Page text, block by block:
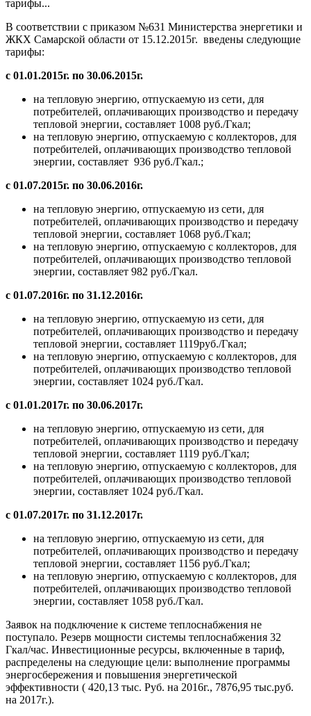
тарифы...
В соответствии с приказом №631 Министерства энергетики и
ЖКХ Самарской области от 15.12.2015г. введены следующие
тарифы:
с 01.01.2015г. по 30.06.2015г.
на тепловую энергию, отпускаемую из сети, для
потребителей, оплачивающих производство и передачу
тепловой энергии, составляет 1008 руб./Гкал;
на тепловую энергию, отпускаемую с коллекторов, для
потребителей, оплачивающих производство тепловой
энергии, составляет 936 руб./Гкал.;
с 01.07.2015г. по 30.06.2016г.
на тепловую энергию, отпускаемую из сети, для
потребителей, оплачивающих производство и передачу
тепловой энергии, составляет 1068 руб./Гкал;
на тепловую энергию, отпускаемую с коллекторов, для
потребителей, оплачивающих производство тепловой
энергии, составляет 982 руб./Гкал.
с 01.07.2016г. по 31.12.2016г.
на тепловую энергию, отпускаемую из сети, для
потребителей, оплачивающих производство и передачу
тепловой энергии, составляет 1119руб./Гкал;
на тепловую энергию, отпускаемую с коллекторов, для
потребителей, оплачивающих производство тепловой
энергии, составляет 1024 руб./Гкал.
с 01.01.2017г. по 30.06.2017г.
на тепловую энергию, отпускаемую из сети, для
потребителей, оплачивающих производство и передачу
тепловой энергии, составляет 1119 руб./Гкал;
на тепловую энергию, отпускаемую с коллекторов, для
потребителей, оплачивающих производство тепловой
энергии, составляет 1024 руб./Гкал.
с 01.07.2017г. по 31.12.2017г.
на тепловую энергию, отпускаемую из сети, для
потребителей, оплачивающих производство и передачу
тепловой энергии, составляет 1156 руб./Гкал;
на тепловую энергию, отпускаемую с коллекторов, для
потребителей, оплачивающих производство тепловой
энергии, составляет 1058 руб./Гкал.
Заявок на подключение к системе теплоснабжения не
поступало. Резерв мощности системы теплоснабжения 32
Гкал/час. Инвестиционные ресурсы, включенные в тариф,
распределены на следующие цели: выполнение программы
энергосбережения и повышения энергетической
эффективности ( 420,13 тыс. Руб. на 2016г., 7876,95 тыс.руб.
на 2017г.).